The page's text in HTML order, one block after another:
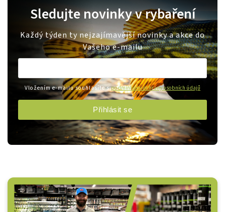
Sledujte novinky v rybaření
Každý týden ty nejzajímavější novinky a akce do
Vašeho e-mailu
Vložením e-mailu souhlasíte spodmínkami ochrany osobních údajů
Přihlásit se